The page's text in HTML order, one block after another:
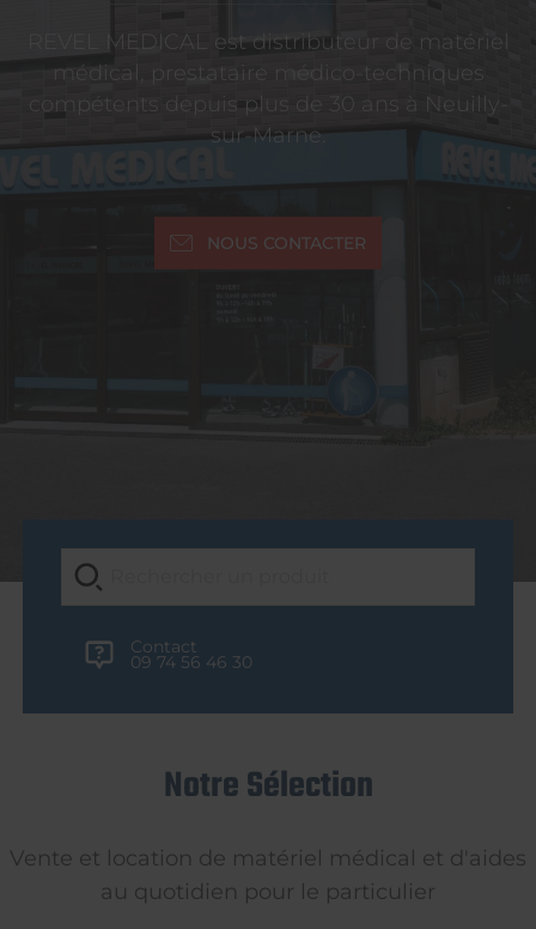
REVEL MEDICAL est distributeur de matériel
médical, prestataire médico-techniques
compétents depuis plus de 30 ans à Neuilly-
sur-Marne.
NOUS CONTACTER
Contact
09 74 56 46 30
Notre Sélection
Vente et location de matériel médical et d'aides
au quotidien pour le particulier